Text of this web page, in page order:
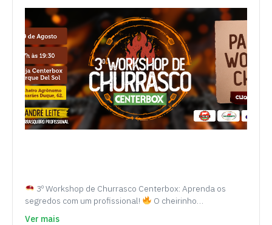
3º Workshop de Churrasco Centerbox: Aprenda os
segredos com um profissional!
O cheirinho…
Ver mais